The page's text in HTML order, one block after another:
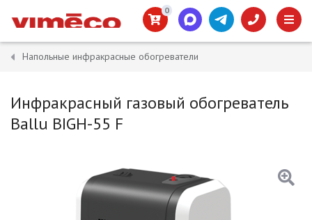
0
Напольные инфракрасные обогреватели
Инфракрасный газовый обогреватель
Ballu BIGH-55 F